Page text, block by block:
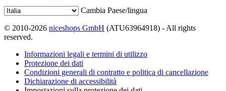
Cambia Paese/lingua
© 2010-2026 niceshops GmbH (ATU63964918) - All rights
reserved.
Informazioni legali e termini di utilizzo
Protezione dei dati
Condizioni generali di contratto e politica di cancellazione
Dichiarazione di accessibilità